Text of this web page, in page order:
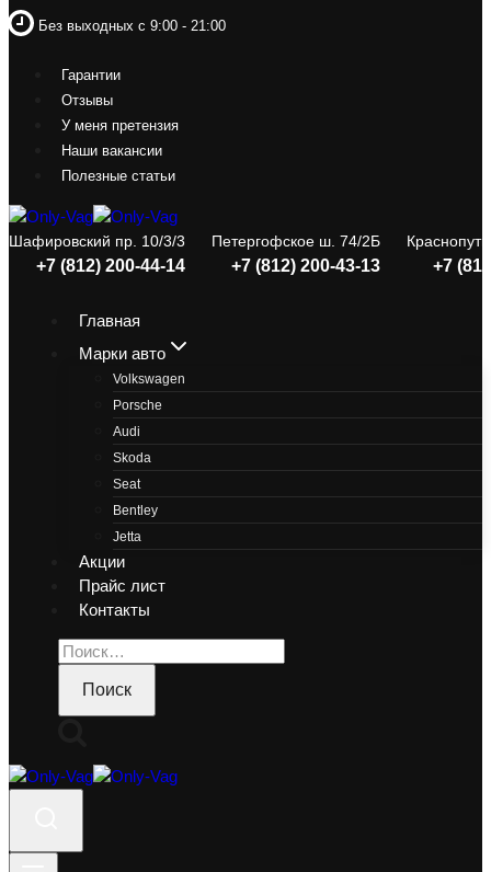
Перейти
к
Без выходных с 9:00 - 21:00
Гарантии
Отзывы
У меня претензия
Наши вакансии
Полезные статьи
Шафировский пр. 10/3/3
+7 (812) 200-44-14
Петергофское ш. 74/2Б
+7 (812) 200-43-13 +7
Главная
Марки авто
Volkswagen
Porsche
Audi
Skoda
Seat
Bentley
Jetta
Акции
Прайс лист
Контакты
Найти: